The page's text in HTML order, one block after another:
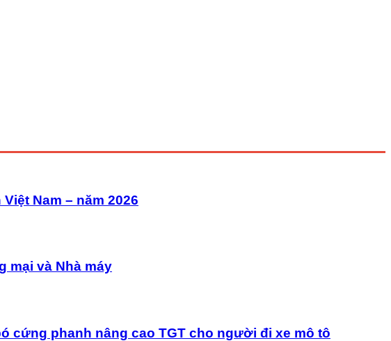
Nam – năm 2026
mại và Nhà máy
cứng phanh nâng cao TGT cho người đi xe mô tô